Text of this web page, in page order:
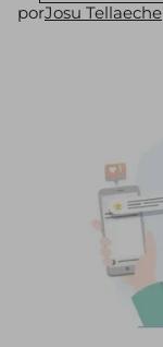
porJosu Tellaeche